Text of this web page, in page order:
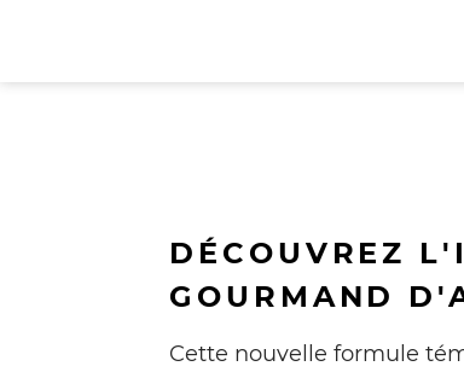
DÉCOUVREZ
GOURMAND
Cette nouvelle formule